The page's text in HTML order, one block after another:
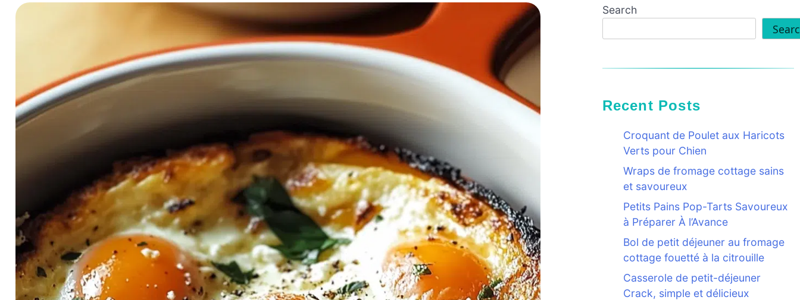
Search
Recent Posts
Croquant de Poulet aux Haricots
Verts pour Chien
Wraps de fromage cottage sains
et savoureux
Petits Pains Pop-Tarts Savoureux
à Préparer À l’Avance
Bol de petit déjeuner au fromage
cottage fouetté à la citrouille
Casserole de petit-déjeuner
Crack, simple et délicieux